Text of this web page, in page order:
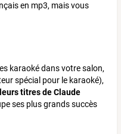
en mp3, mais vous
karaoké dans votre salon,
spécial pour le karaoké),
titres de Claude
ses plus grands succès